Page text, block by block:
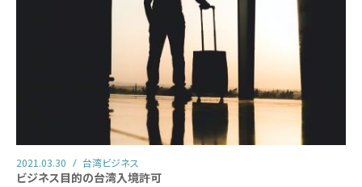
2021.03.30 台湾ビジネス
ビジネス目的の台湾入境許可